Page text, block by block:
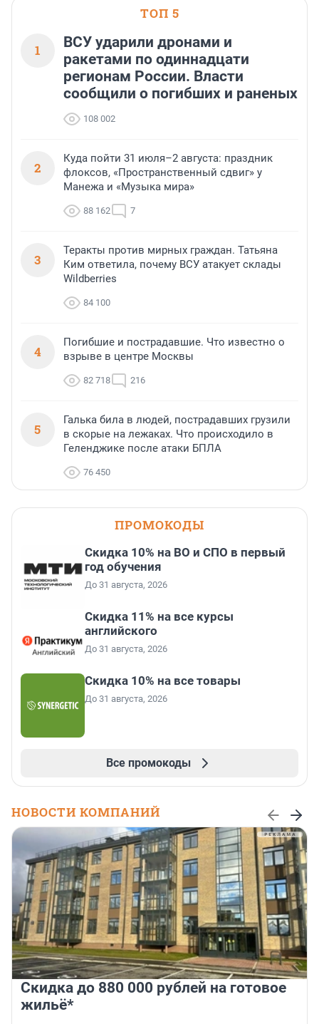
ТОП 5
1
ВСУ ударили дронами и
ракетами по одиннадцати
регионам России. Власти
сообщили о погибших и раненых
108 002
2
Куда пойти 31 июля–2 августа: праздник
флоксов, «Пространственный сдвиг» у
Манежа и «Музыка мира»
88 162 7
3
Теракты против мирных граждан. Татьяна
Ким ответила, почему ВСУ атакует склады
Wildberries
84 100
4
Погибшие и пострадавшие. Что известно о
взрыве в центре Москвы
82 718 216
5
Галька била в людей, пострадавших грузили
в скорые на лежаках. Что происходило в
Геленджике после атаки БПЛА
76 450
ПРОМОКОДЫ
Скидка 10% на ВО и СПО в первый
год обучения
До 31 августа, 2026
Скидка 11% на все курсы
английского
До 31 августа, 2026
Скидка 10% на все товары
До 31 августа, 2026
Все промокоды
НОВОСТИ КОМПАНИЙ
Скидка до 880 000 рублей на готовое
жильё*